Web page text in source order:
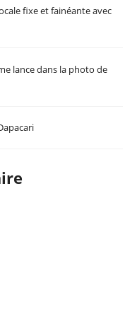
fixe et fainéante avec
lance dans la photo de